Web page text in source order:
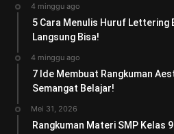
4 minggu ago
5 Cara Menulis Huruf Lettering
Langsung Bisa!
4 minggu ago
7 Ide Membuat Rangkuman
Semangat Belajar!
Mei 31, 2026
Rangkuman Materi SMP Kelas